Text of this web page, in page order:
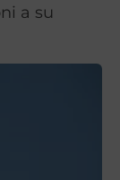
a su